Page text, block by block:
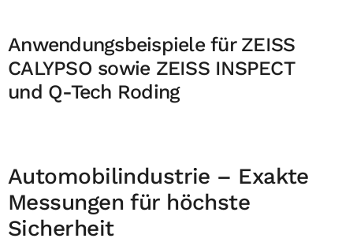
Anwendungsbeispiele für ZEISS
CALYPSO sowie ZEISS INSPECT
und Q-Tech Roding
Automobilindustrie – Exakte
Messungen für höchste
Sicherheit